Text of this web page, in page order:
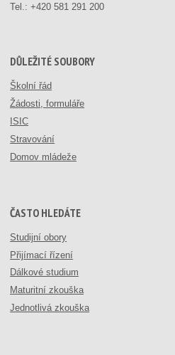
Tel.:+420 581 291 200
DŮLEŽITÉ SOUBORY
Školní řád
Žádosti, formuláře
ISIC
Stravování
Domov mládeže
ČASTO HLEDÁTE
Studijní obory
Přijímací řízení
Dálkové studium
Maturitní zkouška
Jednotlivá zkouška